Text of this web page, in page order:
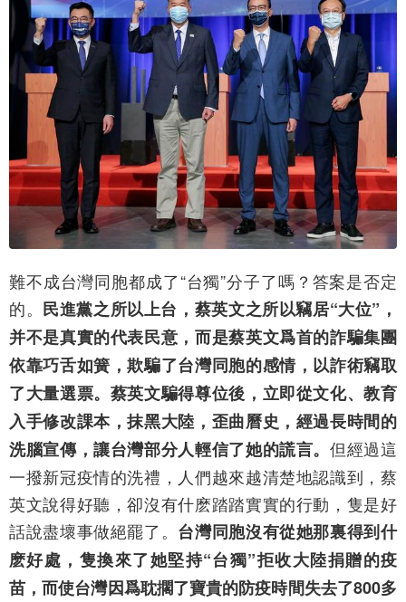
難不成台灣同胞都成了“台獨”分子了嗎？答案是否定
的。 民進黨之所以上台，蔡英文之所以竊居“大位”，
并不是真實的代表民意，而是蔡英文爲首的詐騙集團
依靠巧舌如簧，欺騙了台灣同胞的感情，以詐術竊取
了大量選票。蔡英文騙得尊位後，立即從文化、教育
入手修改課本，抹黑大陸，歪曲曆史，經過長時間的
洗腦宣傳，讓台灣部分人輕信了她的謊言。但經過這
一撥新冠疫情的洗禮，人們越來越清楚地認識到，蔡
英文說得好聽，卻沒有什麽踏踏實實的行動，隻是好
話說盡壞事做絕罷了。 台灣同胞沒有從她那裏得到什
麽好處，隻換來了她堅持“台獨”拒收大陸捐贈的疫
苗，而使台灣因爲耽擱了寶貴的防疫時間失去了800多